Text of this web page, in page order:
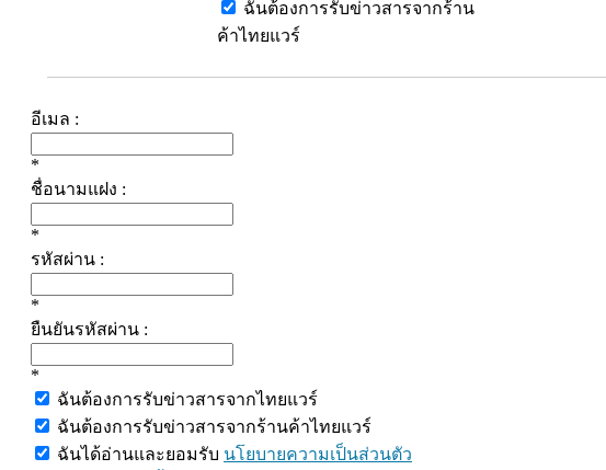
ฉันต้องการรับข่าวสารจากร้าน
ค้าไทยแวร์
อีเมล :
*
ชื่อนามแฝง :
*
รหัสผ่าน :
*
ยืนยันรหัสผ่าน :
*
ฉันต้องการรับข่าวสารจากไทยแวร์
ฉันต้องการรับข่าวสารจากร้านค้าไทยแวร์
ฉันได้อ่านและยอมรับ นโยบายความเป็นส่วนตัว